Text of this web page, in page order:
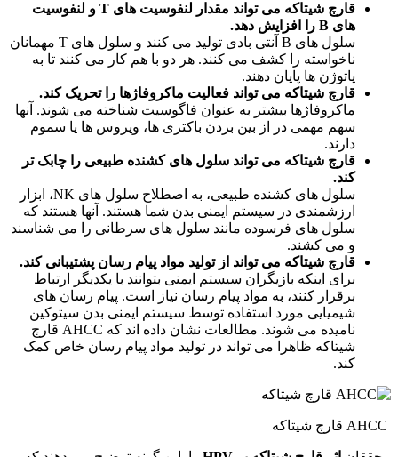
قارچ شیتاکه می تواند مقدار لنفوسیت های T و لنفوسیت
های B را افزایش دهد.
سلول های B آنتی بادی تولید می کنند و سلول های T مهمانان
ناخواسته را کشف می کنند. هر دو با هم کار می کنند تا به
پاتوژن ها پایان دهند.
قارچ شیتاکه می تواند فعالیت ماکروفاژها را تحریک کند.
ماکروفاژها بیشتر به عنوان فاگوسیت شناخته می شوند. آنها
سهم مهمی در از بین بردن باکتری ها، ویروس ها یا سموم
دارند.
قارچ شیتاکه می تواند سلول های کشنده طبیعی را چابک تر
کند.
سلول های کشنده طبیعی، به اصطلاح سلول های NK، ابزار
ارزشمندی در سیستم ایمنی بدن شما هستند. آنها هستند که
سلول های فرسوده مانند سلول های سرطانی را می شناسند
و می کشند.
قارچ شیتاکه می تواند از تولید مواد پیام رسان پشتیبانی کند.
برای اینکه بازیگران سیستم ایمنی بتوانند با یکدیگر ارتباط
برقرار کنند، به مواد پیام رسان نیاز است. پیام رسان های
شیمیایی مورد استفاده توسط سیستم ایمنی بدن سیتوکین
نامیده می شوند. مطالعات نشان داده اند که AHCC قارچ
شیتاکه ظاهرا می تواند در تولید مواد پیام رسان خاص کمک
کند.